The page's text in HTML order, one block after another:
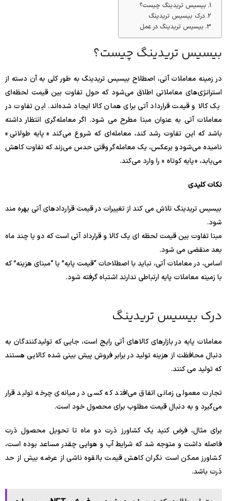
بیسیس تریدینگ چیست؟
درک بیسیس تریدینگ
بیسیس تریدینگ در عمل
بیسیس تریدینگ چیست؟
در زمینه معاملات آتی، اصطلاح بیسیس تریدینگبه طور کلی به آن دسته از
استراتژی‌های معاملاتی اطلاق می‌شود که حول تفاوت بین قیمت لحظه‌ای
یک کالا و قیمت قرارداد آتی برای همان کالا ایجاد شده‌اند. این تفاوت در
معاملات آتی به عنوان مبنا مطرح می شود. اگر معامله‌گری انتظار داشته
باشد که این تفاوت رشد کند، معامله‌ای که شروع می‌کند « پایه طولانی »
نامیده می‌شود و برعکس، یک معامله‌گر وقتی حدس می‌زند که تفاوت کاهش
می‌یابد، « پایه کوتاه » را وارد می‌کند.
نکات کلیدی
بیسیس تریدینگتلاش می کند از تغییرات در قیمت قراردادهای آتی بهره مند
شود.
مبنا تفاوت بین قیمت لحظه ای یک کالا و قرارداد آتی است که دو یا چند ماه
بعد منقضی می شود.
اساس، در معاملات آتی، نباید با اصطلاحات “قیمت پایه” یا “مبنای هزینه” که
با زمینه معاملات پایه ارتباطی ندارند اشتباه گرفته شود.
درک بیسیس تریدینگ
معاملات پایه در بازارهای کالاهای آتی رایج است، جایی که تولیدکنندگان به
دنبال محافظت از هزینه تولید در برابر فروش پیش بینی شده کالایی هستند
که تولید می کنند.
تجارت معمولی زمانی اتفاق می‌افتد که کسی در میانه‌ی چرخه تولید قرار
می‌گیرد و به دنبال قیمت مطلوب برای محصول خود است.
برای مثال، فرض کنید یک کشاورز ذرت دو ماه تا تحویل محصول ذرت
فاصله داشت و متوجه شد که شرایط آب و هوایی چقدر مساعد بوده است،
کشاورز ممکن است نگران کاهش قیمت بالقوه ناشی از عرضه بیش از حد
ذرت باشد.